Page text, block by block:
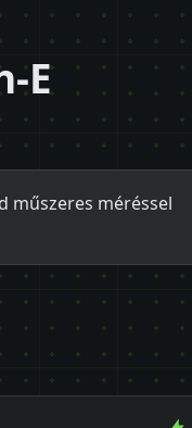
E
műszeres méréssel